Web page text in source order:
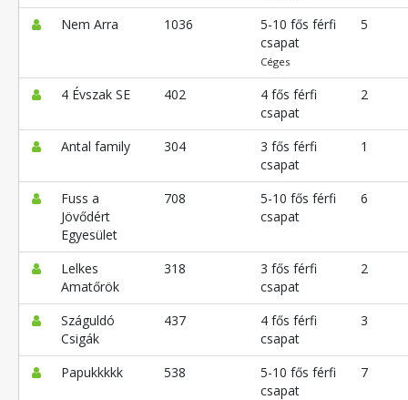
Nem Arra 1036
5-10 fős férfi
csapat
Céges
5
4 Évszak SE 402
4 fős férfi
csapat
2
Antal family 304
3 fős férfi
csapat
1
Fuss a
Jövődért
Egyesület
708
5-10 fős férfi
csapat
6
Lelkes
Amatőrök
318
3 fős férfi
csapat
2
Száguldó
Csigák
437
4 fős férfi
csapat
3
Papukkkkk 538
5-10 fős férfi
csapat
7